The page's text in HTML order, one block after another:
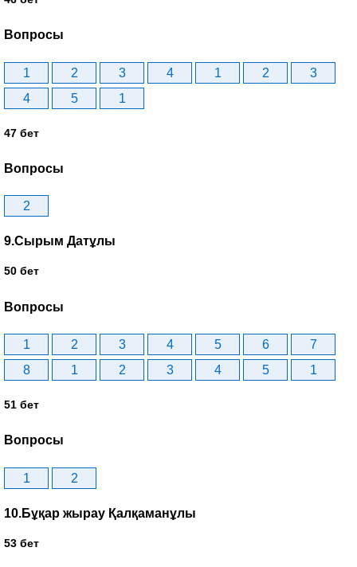
Вопросы
1 2 3 4 1 2
3
4
5 1
47 бет
Вопросы
2
9.Сырым Датұлы
50 бет
Вопросы
1 2 3 4 5 6
7
8
1 2 3 4 5 1
51 бет
Вопросы
1 2
10.Бұқар жырау Қалқаманұлы
53 бет